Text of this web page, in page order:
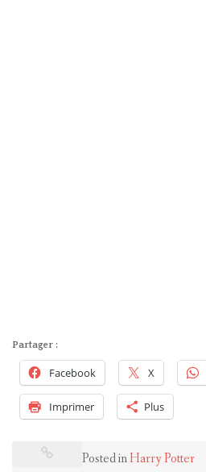
Partager :
Facebook X
Imprimer Plus
Posted inHarry Potter